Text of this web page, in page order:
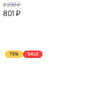
2 290 ₽
801 ₽
75% SALE